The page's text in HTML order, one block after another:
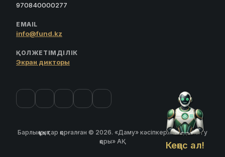
Кеңес ал!
970840000277
EMAIL
info@fund.kz
ҚОЛЖЕТІМДІЛІК
Экран дикторы
Барлық құқықтар қорғалған © 2026. «Даму» кәсіпкерлікті дамыту
қоры» АҚ